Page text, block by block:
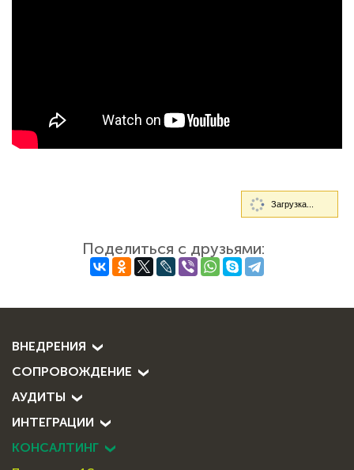
Поделиться с друзьями:
ВНЕДРЕНИЯ
СОПРОВОЖДЕНИЕ
КОНСАЛТИНГ
АУДИТЫ
ИНТЕГРАЦИИ
Загрузка...